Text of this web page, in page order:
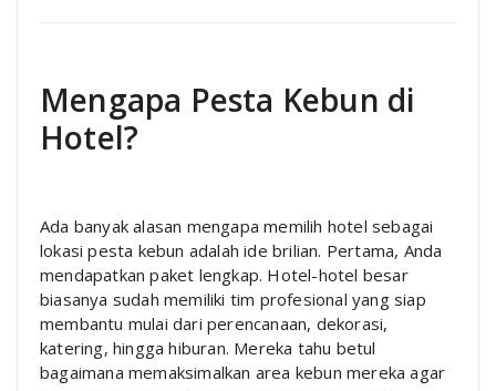
Mengapa Pesta Kebun di
Hotel?
Ada banyak alasan mengapa memilih hotel sebagai
lokasi pesta kebun adalah ide brilian. Pertama, Anda
mendapatkan paket lengkap. Hotel-hotel besar
biasanya sudah memiliki tim profesional yang siap
membantu mulai dari perencanaan, dekorasi,
katering, hingga hiburan. Mereka tahu betul
bagaimana memaksimalkan area kebun mereka agar